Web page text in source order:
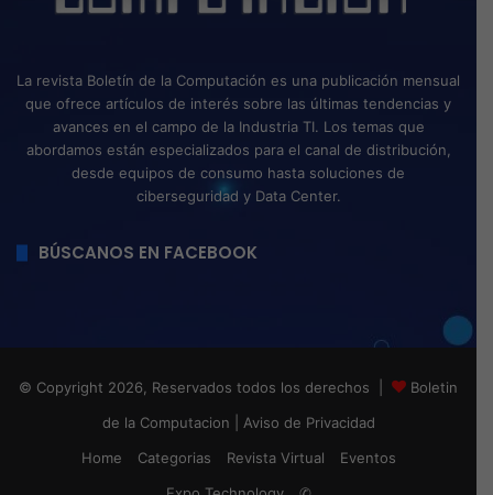
La revista Boletín de la Computación es una publicación mensual
que ofrece artículos de interés sobre las últimas tendencias y
avances en el campo de la Industria TI. Los temas que
abordamos están especializados para el canal de distribución,
desde equipos de consumo hasta soluciones de
ciberseguridad y Data Center.
BÚSCANOS EN FACEBOOK
© Copyright 2026, Reservados todos los derechos |
Boletin
de la Computacion
Aviso de Privacidad
Home
Categorias Revista Virtual
Eventos